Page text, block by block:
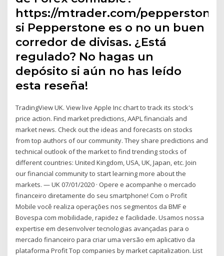
https://mtrader.com/
si Pepperstone es o no un buen
corredor de divisas. ¿Está
regulado? No hagas un
depósito si aún no has leído
esta reseña!
TradingView UK. View live Apple Inc chart to track its stock's
price action. Find market predictions, AAPL financials and
market news. Check out the ideas and forecasts on stocks
from top authors of our community. They share predictions and
technical outlook of the market to find trending stocks of
different countries: United Kingdom, USA, UK, Japan, etc. Join
our financial community to start learning more about the
markets. — UK 07/01/2020 · Opere e acompanhe o mercado
financeiro diretamente do seu smartphone! Com o Profit
Mobile você realiza operações nos segmentos da BMF e
Bovespa com mobilidade, rapidez e facilidade. Usamos nossa
expertise em desenvolver tecnologias avançadas para o
mercado financeiro para criar uma versão em aplicativo da
plataforma Profit Top companies by market capitalization. List